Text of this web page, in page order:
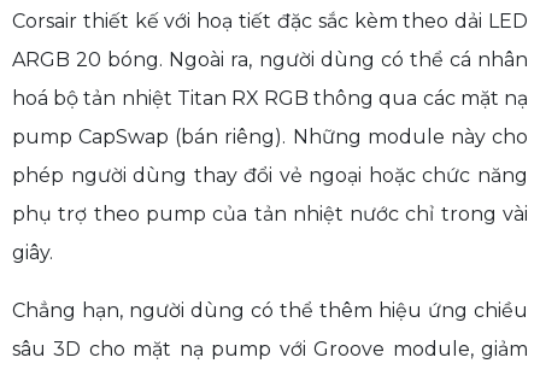
Corsair thiết kế với hoạ tiết đặc sắc kèm theo dải LED
ARGB 20 bóng. Ngoài ra, người dùng có thể cá nhân
hoá bộ tản nhiệt Titan RX RGB thông qua các mặt nạ
pump CapSwap (bán riêng). Những module này cho
phép người dùng thay đổi vẻ ngoại hoặc chức năng
phụ trợ theo pump của tản nhiệt nước chỉ trong vài
giây.
Chẳng hạn, người dùng có thể thêm hiệu ứng chiều
sâu 3D cho mặt nạ pump với Groove module, giảm